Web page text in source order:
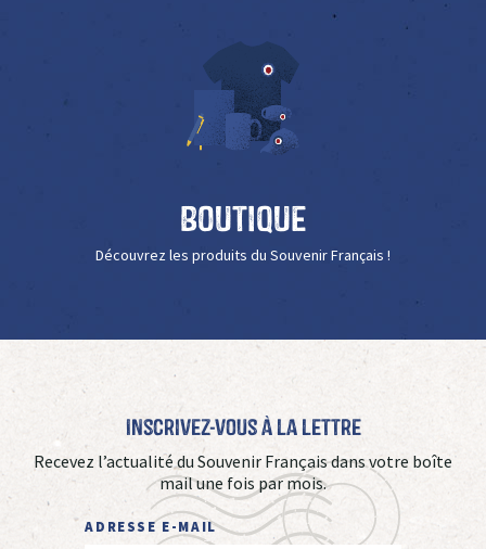
Boutique
Découvrez les produits du Souvenir Français !
Inscrivez-vous à La Lettre
Recevez l’actualité du Souvenir Français dans votre boîte
mail une fois par mois.
ADRESSE E-MAIL